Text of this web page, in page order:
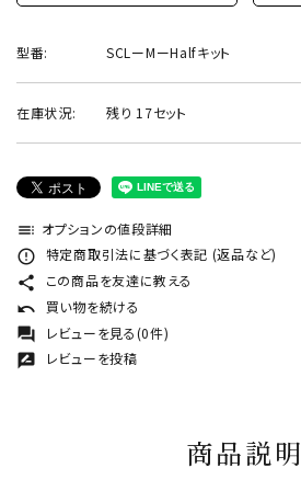
型番: SCLーMーHalfキット
在庫状況: 残り 17セット
toc オプションの値段詳細
error_outline 特定商取引法に基づく表記 (返品など)
share この商品を友達に教える
undo 買い物を続ける
forum レビューを見る(0件)
rate_review レビューを投稿
商品説明